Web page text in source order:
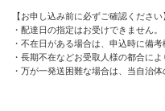
【お申し込み前に必ずご確認ください】
・配達日の指定はお受けできません。
・不在日がある場合は、申込時に備
・長期不在などお受取人様の都合に
・万が一発送困難な場合は、当自治